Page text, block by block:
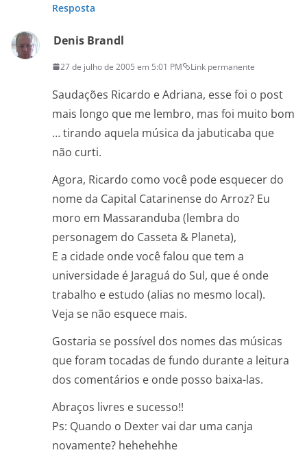
Resposta
Denis Brandl
27 de julho de 2005 em 5:01 PM Link permanente
Saudações Ricardo e Adriana, esse foi o post
mais longo que me lembro, mas foi muito bom
… tirando aquela música da jabuticaba que
não curti.
Agora, Ricardo como você pode esquecer do
nome da Capital Catarinense do Arroz? Eu
moro em Massaranduba (lembra do
personagem do Casseta & Planeta),
E a cidade onde você falou que tem a
universidade é Jaraguá do Sul, que é onde
trabalho e estudo (alias no mesmo local).
Veja se não esquece mais.
Gostaria se possível dos nomes das músicas
que foram tocadas de fundo durante a leitura
dos comentários e onde posso baixa-las.
Abraços livres e sucesso!!
Ps: Quando o Dexter vai dar uma canja
novamente? hehehehhe